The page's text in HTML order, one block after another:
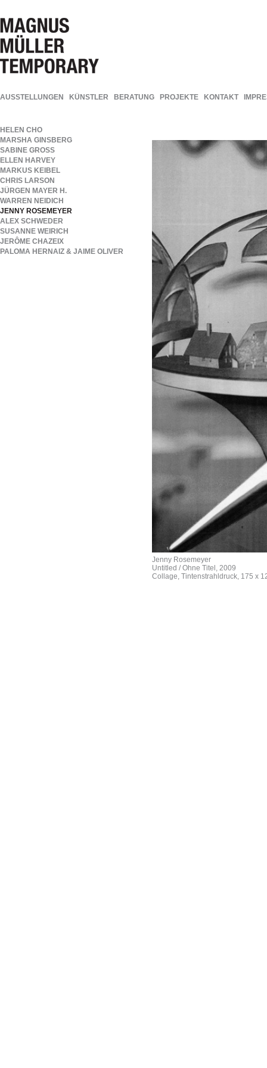
AUSSTELLUNGEN KÜNSTLER BERATUNG PROJEKTE KONTAKT
HELEN CHO
MARSHA GINSBERG
SABINE GROSS
ELLEN HARVEY
MARKUS KEIBEL
CHRIS LARSON
JÜRGEN MAYER H.
WARREN NEIDICH
JENNY ROSEMEYER
ALEX SCHWEDER
SUSANNE WEIRICH
JERÔME CHAZEIX
PALOMA HERNAIZ & JAIME OLIVER
Jenny Rosemeyer
Untitled / Ohne Titel, 2009
Collage, Tintenstrahldruck, 175 x